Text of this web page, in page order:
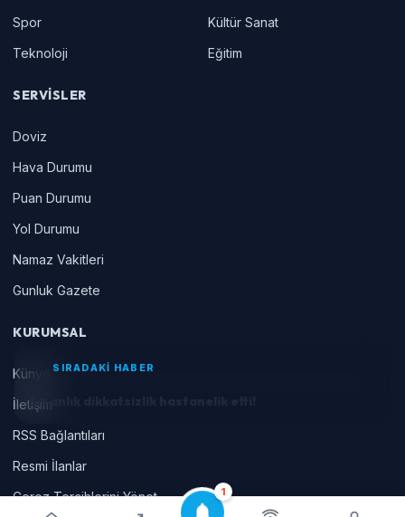
1
Spor
Kültür Sanat
Teknoloji
Eğitim
SERVISLER
Doviz
Hava Durumu
Puan Durumu
Yol Durumu
Namaz Vakitleri
Gunluk Gazete
KURUMSAL
Künye
İletişim
RSS Bağlantıları
Resmi İlanlar
Çerez Tercihlerini Yönet
SIRADAKİ HABER
Bir anlık dikkatsizlik hastanelik etti!